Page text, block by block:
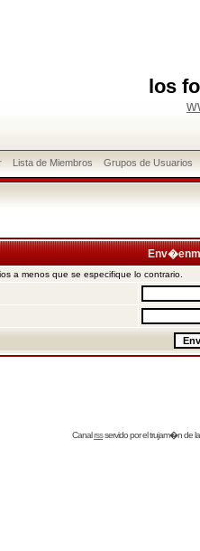
los
Lista de Miembros Grupos de Usuarios
a menos que se especifique lo contrario.
Canalrssservido por eltrujam�nde